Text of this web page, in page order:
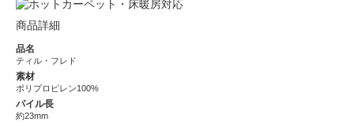
商品詳細
品名
ティル・フレド
素材
ポリプロピレン100%
パイル長
約23mm